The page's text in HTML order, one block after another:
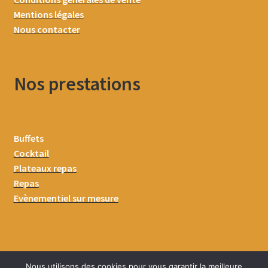
Mentions légales
Nous contacter
Nos prestations
Buffets
Cocktail
Plateaux repas
Repas
Evènementiel sur mesure